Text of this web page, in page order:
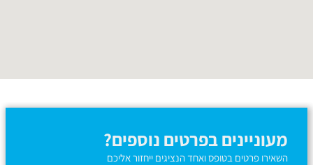
מעוניינים בפרטים נוספים?
השאירו פרטים בטופס ואחד הנציגים ייחזור אליכם